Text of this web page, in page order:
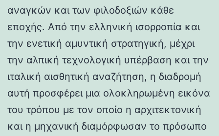
αναγκών και των φιλοδοξιών κάθε
εποχής. Από την ελληνική ισορροπία και
την ενετική αμυντική στρατηγική, μέχρι
την αλπική τεχνολογική υπέρβαση και την
ιταλική αισθητική αναζήτηση, η διαδρομή
αυτή προσφέρει μια ολοκληρωμένη εικόνα
του τρόπου με τον οποίο η αρχιτεκτονική
και η μηχανική διαμόρφωσαν το πρόσωπο